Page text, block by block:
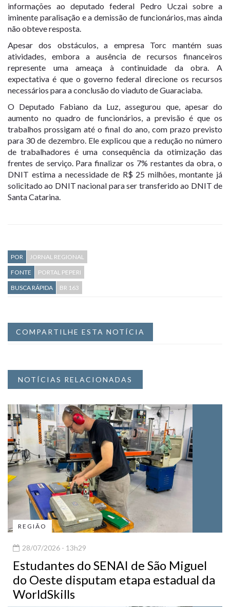
informações ao deputado federal Pedro Uczai sobre a
iminente paralisação e a demissão de funcionários, mas ainda
não obteve resposta.
Apesar dos obstáculos, a empresa Torc mantém suas
atividades, embora a ausência de recursos financeiros
represente uma ameaça à continuidade da obra. A
expectativa é que o governo federal direcione os recursos
necessários para a conclusão do viaduto de Guaraciaba.
O Deputado Fabiano da Luz, assegurou que, apesar do
aumento no quadro de funcionários, a previsão é que os
trabalhos prossigam até o final do ano, com prazo previsto
para 30 de dezembro. Ele explicou que a redução no número
de trabalhadores é uma consequência da otimização das
frentes de serviço. Para finalizar os 7% restantes da obra, o
DNIT estima a necessidade de R$ 25 milhões, montante já
solicitado ao DNIT nacional para ser transferido ao DNIT de
Santa Catarina.
POR
JORNAL REGIONAL
FONTE
PORTAL PEPERI
BUSCA RÁPIDA
BR 163
COMPARTILHE ESTA NOTÍCIA
NOTÍCIAS RELACIONADAS
REGIÃO
28/07/2026 - 13h29
Estudantes do SENAI de São Miguel
do Oeste disputam etapa estadual da
WorldSkills